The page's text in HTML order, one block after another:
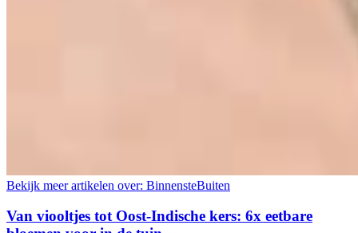
Bekijk meer artikelen over: BinnensteBuiten
Van viooltjes tot Oost-Indische kers: 6x eetbare